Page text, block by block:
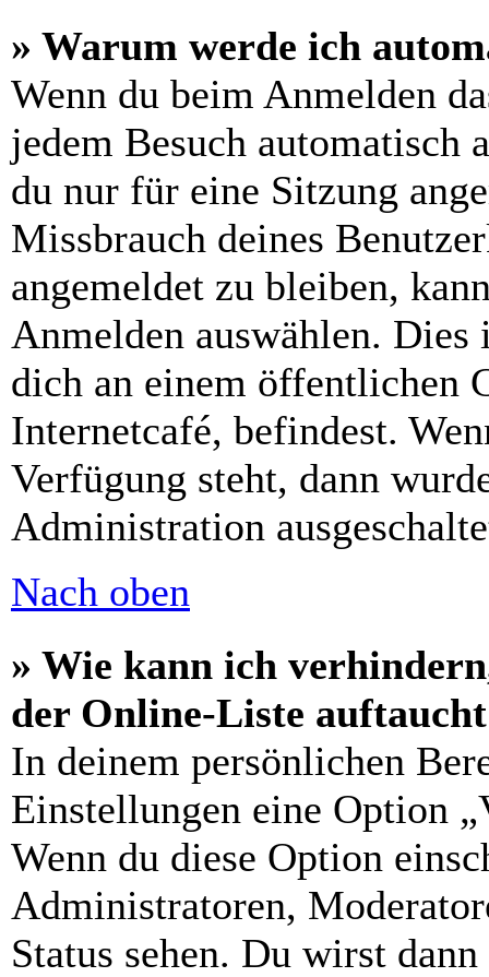
» Warum werde ich
Wenn du beim Anmelden
jedem Besuch automatisch
du nur für eine Sitzung
Missbrauch deines
angemeldet zu bleiben,
Anmelden auswählen.
dich an einem öffentlichen
Internetcafé, befindest.
Verfügung steht, dann
Administration
Nach oben
» Wie kann ich
der Online-Liste
In deinem persönlichen
Einstellungen eine Option
Wenn du diese Option
Administratoren,
Status sehen. Du wirst